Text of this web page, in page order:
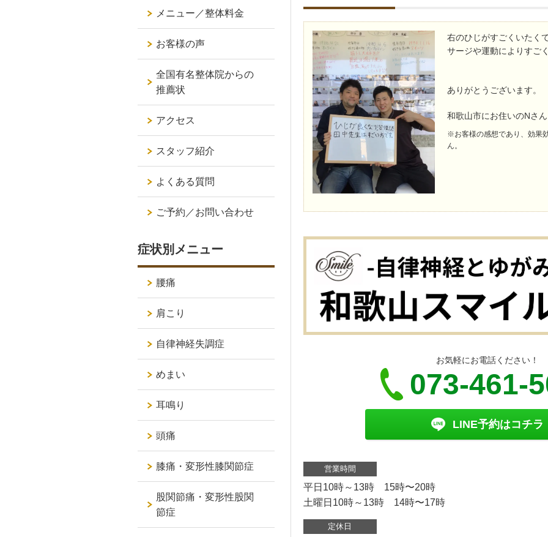
右のひじがすごくいたく
サージや運動によりすご
ありがとうございます。
和歌山市にお住いのNさん
※お客様の感想であり、効果
ん。
お気軽にお電話ください！
073-461-
LINE予約はコチラ
営業時間
平日10時～13時 15時〜20時
土曜日10時～13時 14時〜17時
定休日
メニュー／整体料金
お客様の声
全国有名整体院からの
推薦状
アクセス
スタッフ紹介
よくある質問
ご予約／お問い合わせ
症状別メニュー
腰痛
肩こり
自律神経失調症
めまい
耳鳴り
頭痛
膝痛・変形性膝関節症
股関節痛・変形性股関
節症